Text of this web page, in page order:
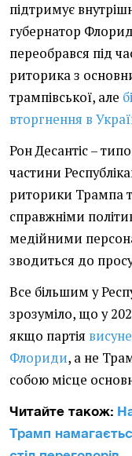
підтримує
губернатор
переобрався під
риторика з
трампівської, але
вторгнення в
Рон Десантіс –
частини
риторики Трампа
справжніми
медійними
зводиться до
Все більшим у
зрозуміло, що у
якщо партія
Флориди, а не
собою місце
Читайте також:
Трамп